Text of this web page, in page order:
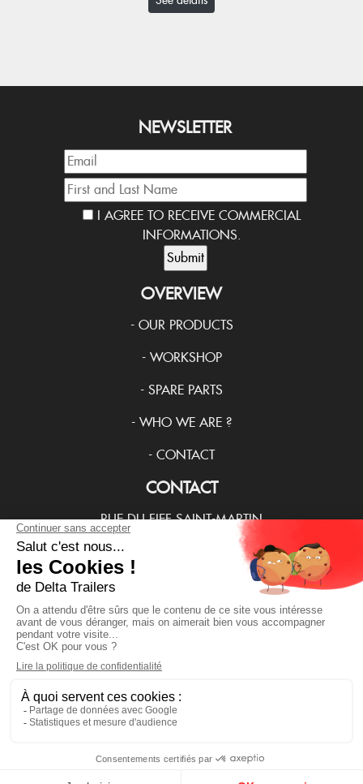
NEWSLETTER
I AGREE TO RECEIVE COMMERCIAL
INFORMATIONS.
OVERVIEW
- OUR PRODUCTS
- WORKSHOP
- SPARE PARTS
- WHO WE ARE ?
- CONTACT
CONTACT
RUE DU FIEF SAINT-MARTIN
28500 MARVILLE-MOUTIERS-BRULÉ
(+33) 237485000
OPENING HOURS
MON/TUE/THU/FRI: 8:30 AM-12:30 PM 1:30 PM-5:30 PM
WED: 8:30 AM-12:30 PM 1:30 PM-4:30 PM
.